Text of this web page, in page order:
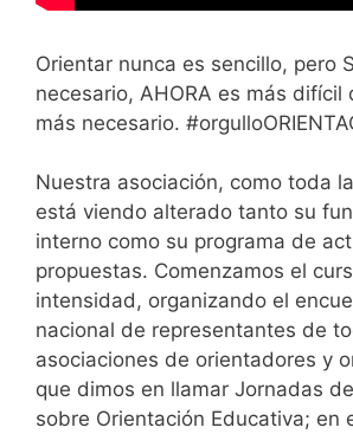
Orientar nunca es sencillo, pero
necesario, AHORA es más difícil
más necesario.
Nuestra asociación, como toda
está viendo alterado tanto su
interno como su programa de
propuestas. Comenzamos el
intensidad, organizando el
nacional de representantes de
asociaciones de orientadores y
que dimos en llamar Jornadas
sobre Orientación Educativa; en